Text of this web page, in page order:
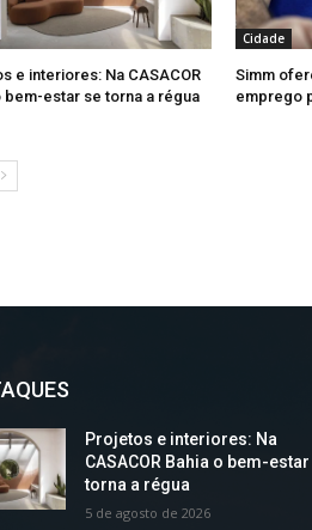
e interiores: Na CASACOR
bem-estar se torna a régua
Cidade
Simm
emprego
Projetos e interiores: Na
CASACOR Bahia o bem-
torna a régua
5 de agosto de 2026